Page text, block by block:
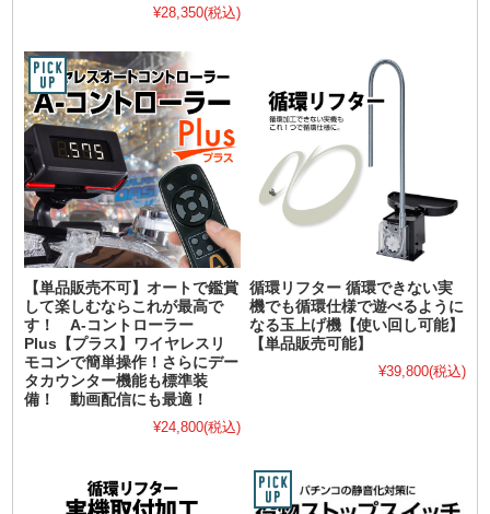
¥28,350(税込)
【単品販売不可】オートで鑑賞
して楽しむならこれが最高で
す！ A-コントローラー
Plus【プラス】ワイヤレスリ
モコンで簡単操作！さらにデー
タカウンター機能も標準装
備！ 動画配信にも最適！
¥24,800(税込)
循環リフター 循環できない実
機でも循環仕様で遊べるように
なる玉上げ機【使い回し可能】
【単品販売可能】
¥39,800(税込)